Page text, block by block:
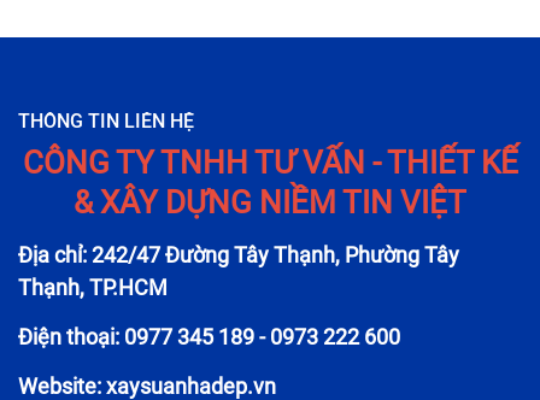
THÔNG TIN LIÊN HỆ
CÔNG TY TNHH TƯ VẤN - THIẾT KẾ
& XÂY DỰNG NIỀM TIN VIỆT
Địa chỉ: 242/47 Đường Tây Thạnh, Phường Tây
Thạnh, TP.HCM
Điện thoại: 0977 345 189 - 0973 222 600
Website: xaysuanhadep.vn